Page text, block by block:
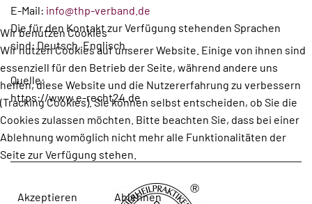
E-Mail: info@thp-verband.de
Die für den Kontakt zur Verfügung stehenden Sprachen
sind: Deutsch, Englisch.
Quelle:
https://www.e-recht24.de
Wir benutzen Cookies
Wir nutzen Cookies auf unserer Website. Einige von ihnen sind
essenziell für den Betrieb der Seite, während andere uns
helfen, diese Website und die Nutzererfahrung zu verbessern
(Tracking Cookies). Sie können selbst entscheiden, ob Sie die
Cookies zulassen möchten. Bitte beachten Sie, dass bei einer
Ablehnung womöglich nicht mehr alle Funktionalitäten der
Seite zur Verfügung stehen.
Akzeptieren
Ablehnen